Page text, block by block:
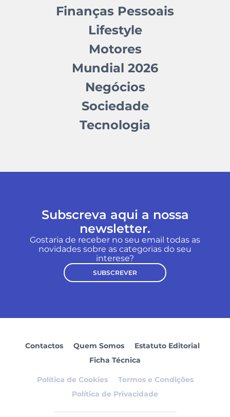
Finanças Pessoais
Lifestyle
Motores
Mundial 2026
Negócios
Sociedade
Tecnologia
Subscreva aqui a nossa
newsletter.
Gostaria de receber no seu email todas as
novidades sobre as categorias do seu
interese?
SUBSCREVER
Contactos Quem Somos
Estatuto Editorial
Ficha Técnica
Política de Cookies
Termos e Condições
Política de Privacidade